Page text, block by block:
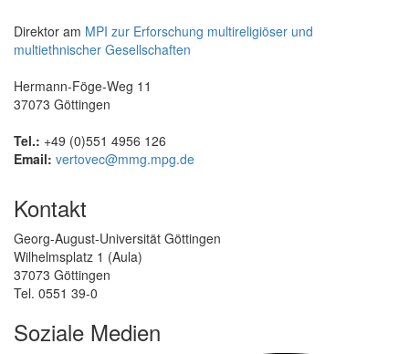
Direktor am MPI zur Erforschung multireligiöser und
multiethnischer Gesellschaften
Hermann-Föge-Weg 11
37073 Göttingen
Tel.: +49 (0)551 4956 126
Email: vertovec@mmg.mpg.de
Kontakt
Georg-August-Universität Göttingen
Wilhelmsplatz 1 (Aula)
37073 Göttingen
Tel. 0551 39-0
Soziale Medien